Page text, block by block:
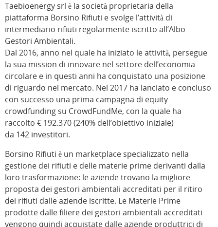
Taebioenergy srl è la società proprietaria della
piattaforma Borsino Rifiuti e svolge l’attività di
intermediario rifiuti regolarmente iscritto all’Albo
Gestori Ambientali.
Dal 2016, anno nel quale ha iniziato le attività, persegue
la sua mission di innovare nel settore dell’economia
circolare e in questi anni ha conquistato una posizione
di riguardo nel mercato. Nel 2017 ha lanciato e concluso
con successo una prima campagna di equity
crowdfunding su CrowdFundMe, con la quale ha
raccolto € 192.370 (240% dell’obiettivo iniziale)
da 142 investitori.
Borsino Rifiuti è un marketplace specializzato nella
gestione dei rifiuti e delle materie prime derivanti dalla
loro trasformazione: le aziende trovano la migliore
proposta dei gestori ambientali accreditati per il ritiro
dei rifiuti dalle aziende iscritte. Le Materie Prime
prodotte dalle filiere dei gestori ambientali accreditati
vengono quindi acquistate dalle aziende produttrici di